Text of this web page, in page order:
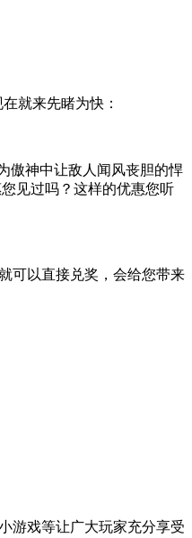
就来先睹为快：
傲神中让敌人闻风丧胆的悍
见过吗？这样的优惠您听
可以直接兑奖，会给您带来
游戏等让广大玩家充分享受